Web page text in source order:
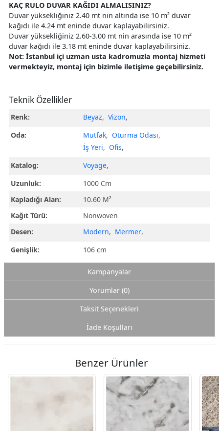
KAÇ RULO DUVAR KAĞIDI ALMALISINIZ?
Duvar yüksekliğiniz 2.40 mt nin altında ise 10 m² duvar
kağıdı ile 4.24 mt eninde duvar kaplayabilirsiniz.
Duvar yüksekliğiniz 2.60-3.00 mt nin arasında ise 10 m²
duvar kağıdı ile 3.18 mt eninde duvar kaplayabilirsiniz.
Not: İstanbul içi uzman usta kadromuzla montaj hizmeti
vermekteyiz, montaj için bizimle iletişime geçebilirsiniz.
Teknik Özellikler
Renk: Beyaz, Vizon,
Oda:
Mutfak, Oturma Odası,
İş Yeri, Ofis,
Katalog:
Voyage,
Uzunluk:
1000 Cm
Kapladığı Alan:
10.60 M²
Kağıt Türü:
Nonwoven
Desen:
Modern, Mermer,
Genişlik:
106 cm
Kampanyalar
Yorumlar (0)
Taksit Seçenekleri
İade Koşulları
Benzer Ürünler